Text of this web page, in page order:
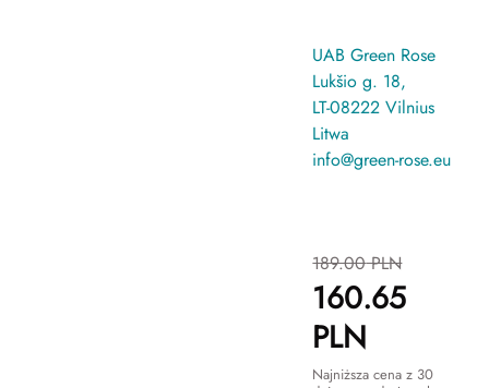
UAB Green Rose
Lukšio g. 18,
LT-08222 Vilnius
Litwa
info@green-rose.eu
189.00PLN
160.65
PLN
Najniższa cena z 30